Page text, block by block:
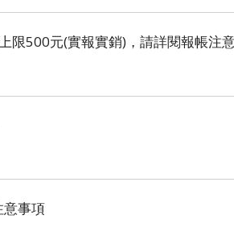
限500元(實報實銷)，請詳閱報帳注
事項